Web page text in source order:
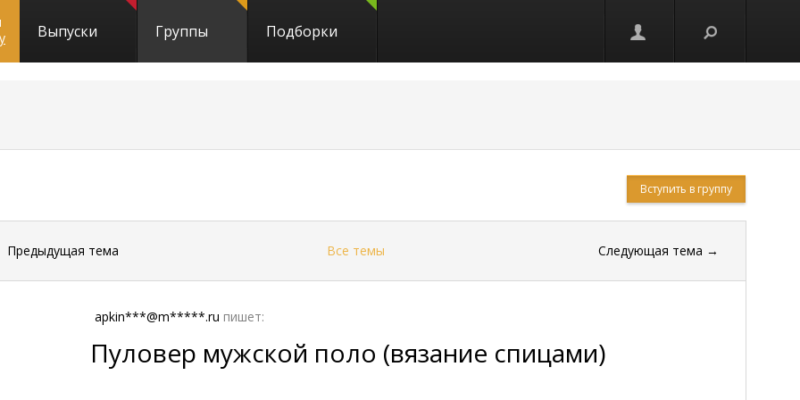
Выпуски Группы Подборки
Вступить в группу
Предыдущая тема Все темы Следующая тема →
apkin***@m*****.ru пишет:
Пуловер мужской поло (вязание спицами)